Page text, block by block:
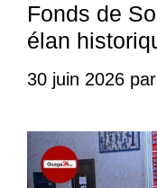
Fonds de
élan
30 juin 2026 par